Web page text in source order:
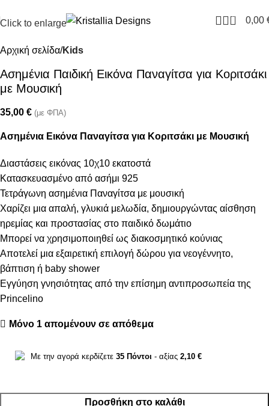
0 0,00
Click to enlarge
Αρχική σελίδα Kids
Ασημένια Παιδική Εικόνα Παναγίτσα για Κοριτσάκι
με Μουσική
35,00 € (με ΦΠΑ)
Ασημένια Εικόνα Παναγίτσα για Κοριτσάκι με Μουσική
Διαστάσεις εικόνας 10χ10 εκατοστά
Κατασκευασμένο από ασήμι 925
Τετράγωνη ασημένια Παναγίτσα με μουσική
Χαρίζει μια απαλή, γλυκιά μελωδία, δημιουργώντας αίσθηση
ηρεμίας και προστασίας στο παιδικό δωμάτιο
Μπορεί να χρησιμοποιηθεί ως διακοσμητικό κούνιας
Αποτελεί μια εξαιρετική επιλογή δώρου για νεογέννητο,
βάπτιση ή baby shower
Εγγύηση γνησιότητας από την επίσημη αντιπροσωπεία της
Princelino
Μόνο 1 απομένουν σε απόθεμα
Με την αγορά κερδίζετε 35 Πόντοι - αξίας 2,10 €
Προσθήκη στο καλάθι